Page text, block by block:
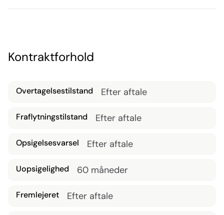
Cellekontor
Restaurant
100+ pladser
Kontraktforhold
Overtagelsestilstand Efter aftale
Fraflytningstilstand Efter aftale
Opsigelsesvarsel Efter aftale
Uopsigelighed 60 måneder
Fremlejeret Efter aftale